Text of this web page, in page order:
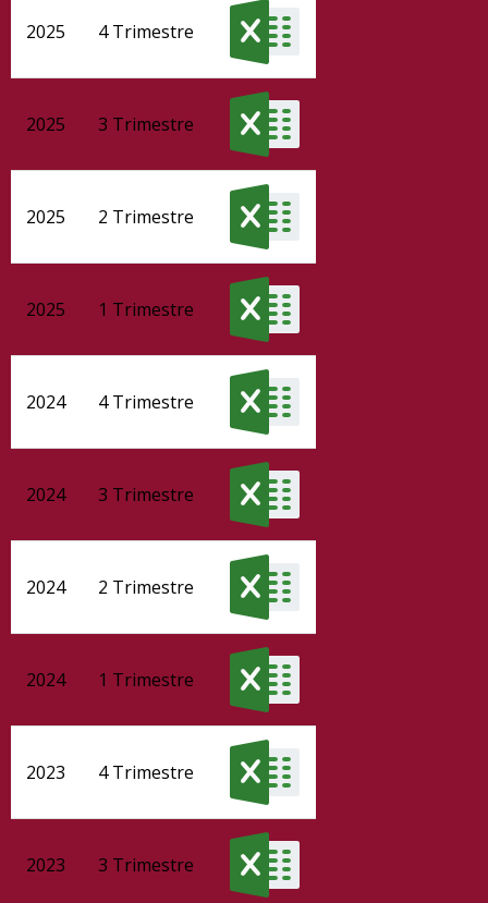
2025 4 Trimestre
2025 3 Trimestre
2025 2 Trimestre
2025 1 Trimestre
2024 4 Trimestre
2024 3 Trimestre
2024 2 Trimestre
2024 1 Trimestre
2023 4 Trimestre
2023 3 Trimestre